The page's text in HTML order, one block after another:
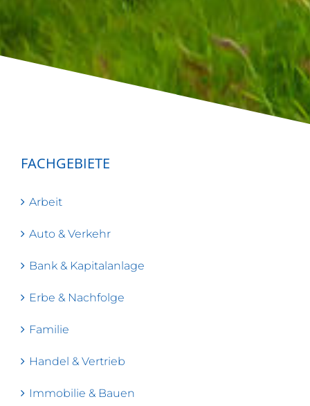
FACHGEBIETE
Arbeit
Auto & Verkehr
Bank & Kapitalanlage
Erbe & Nachfolge
Familie
Handel & Vertrieb
Immobilie & Bauen